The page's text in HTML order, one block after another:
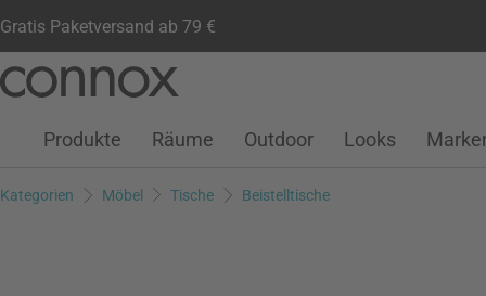
Gratis Paketversand ab 79 €
Seiteninhalt
Suchfeld
Kundenkonto
Wunschliste
Warenkorb
Produkte Räume Outdoor Looks
Kategorien Möbel Tische Beistelltische